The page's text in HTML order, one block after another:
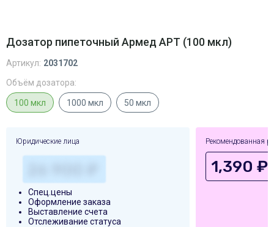
Дозатор пипеточный Армед APT (100 мкл)
Артикул: 2031702
Объём дозатора:
100 мкл 1000 мкл 50 мкл
Юридические лица
Спец.цены
Оформление заказа
Выставление счета
Отслеживание статуса
Рекомендованная
1,390 ₽